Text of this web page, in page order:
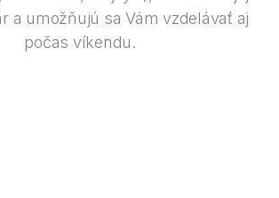
a umožňujú sa Vám vzdelávať aj
počas víkendu.